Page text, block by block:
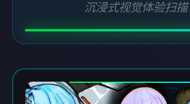
沉浸式视觉体验扫描